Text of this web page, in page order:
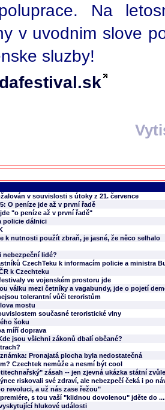
Na
v uvodnim slove
sluzby!
v souvislosti s útoky z 21. července
O peníze jde až v první řadě
"o peníze až v první řadě"
policie dálnici
k nutnosti použít zbraň, je jasné, že něco selhalo
nebezpeční lidé?
CzechTeku k informacím policie a ministra
k Czechteku
ve vojenském prostoru jde
válku mezi četníky a vagabundy, jde o pojetí
tolerantní vůči teroristům
mostu
současné teroristické vlny
šoku
míří doprava
jsou všichni zákonů dbalí občané?
Pronajatá plocha byla nedostatečná
Czechtek nemůže a nesmí být cool
zásah -- jen zjevná ukázka státní zvůle
riskovali své zdraví, ale nebezpečí čeká i po
revoluci, a už nás zase řežou"
s tou vaší "klidnou dovolenou" jděte do
hlukové události